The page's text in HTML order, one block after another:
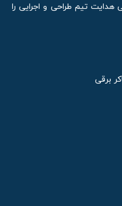
تیم طراحی و اجرایی را
برقی